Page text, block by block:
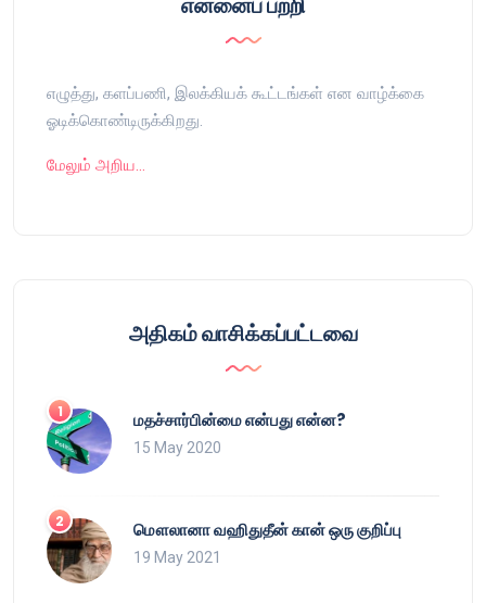
எழுத்து, களப்பணி, இலக்கியக் கூட்டங்கள் என வாழ்க்கை
ஓடிக்கொண்டிருக்கிறது.
மேலும் அறிய…
அதிகம் வாசிக்கப்பட்டவை
மதச்சார்பின்மை என்பது என்ன?
15 May 2020
மௌலானா வஹிதுதீன் கான் ஒரு குறிப்பு
19 May 2021